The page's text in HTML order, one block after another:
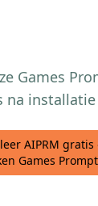
Games
na installatie
AIPRM gratis
Games